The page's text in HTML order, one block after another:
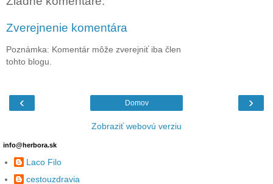
Zverejnenie komentára
Poznámka: Komentár môže zverejniť iba člen
tohto blogu.
‹ ›
Domov
Zobraziť webovú verziu
info@herbora.sk
Laco Filo
cestouzdravia